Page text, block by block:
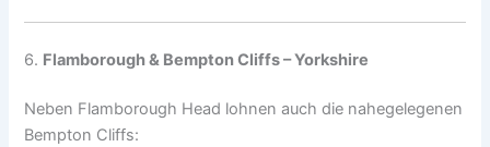
6. Flamborough & Bempton Cliffs – Yorkshire
Neben Flamborough Head lohnen auch die nahegelegenen
Bempton Cliffs: